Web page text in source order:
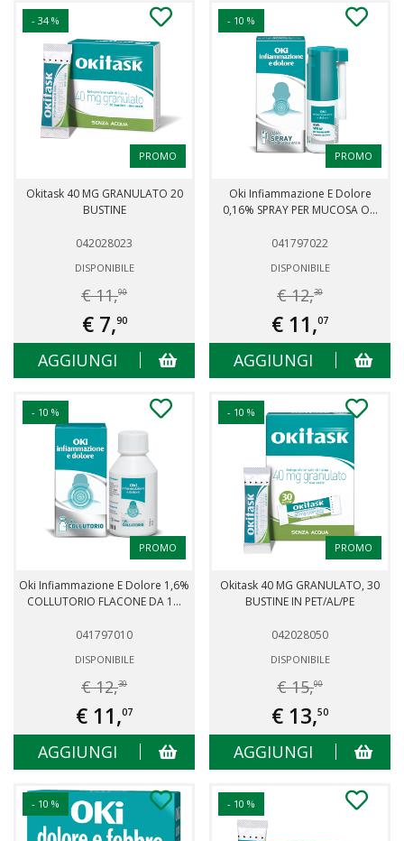
- 34 %
PROMO
Okitask 40 MG GRANULATO 20
BUSTINE
042028023
DISPONIBILE
€ 11,90
€ 7,90
AGGIUNGI
- 10 %
PROMO
Oki Infiammazione E Dolore
0,16% SPRAY PER MUCOSA O...
041797022
DISPONIBILE
€ 12,30
€ 11,07
AGGIUNGI
- 10 %
PROMO
Oki Infiammazione E Dolore 1,6%
COLLUTORIO FLACONE DA 1...
041797010
DISPONIBILE
€ 12,30
€ 11,07
AGGIUNGI
- 10 %
PROMO
Okitask 40 MG GRANULATO, 30
BUSTINE IN PET/AL/PE
042028050
DISPONIBILE
€ 15,00
€ 13,50
AGGIUNGI
- 10 % - 10 %